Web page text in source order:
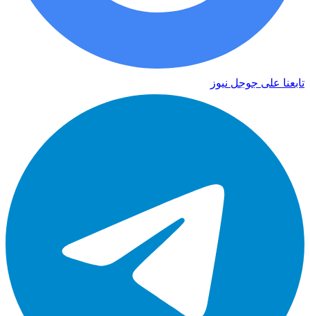
تابعنا على جوجل نيوز